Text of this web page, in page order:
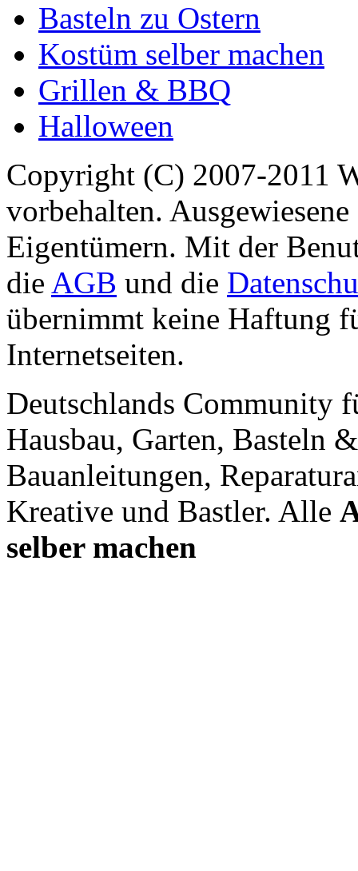
Basteln zu Ostern
Kostüm selber machen
Grillen & BBQ
Halloween
Copyright (C) 2007-2011
vorbehalten.
Eigentümern. Mit der
die AGB und die
übernimmt keine Haftung
Internetseiten.
Deutschlands Community
Hausbau, Garten, Basteln
Bauanleitungen,
Kreative und Bastler. Alle
selber machen